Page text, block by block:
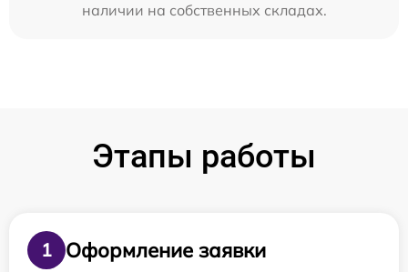
наличии на собственных складах.
Этапы работы
1
Оформление заявки